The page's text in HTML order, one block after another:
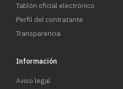
Tablón oficial electrónico
Perfil del contratante
Transparencia
Información
Aviso legal